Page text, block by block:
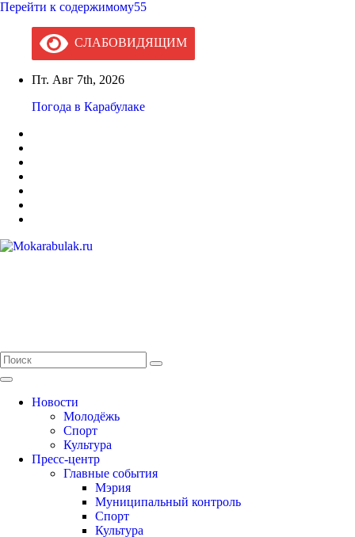
Перейти к содержимому55
СЛАБОВИДЯЩИМ
Пт. Авг 7th, 2026
Погода в Карабулаке
Новости
Молодёжь
Спорт
Культура
Пресс-центр
Главные события
Мэрия
Муниципальный контроль
Спорт
Культура